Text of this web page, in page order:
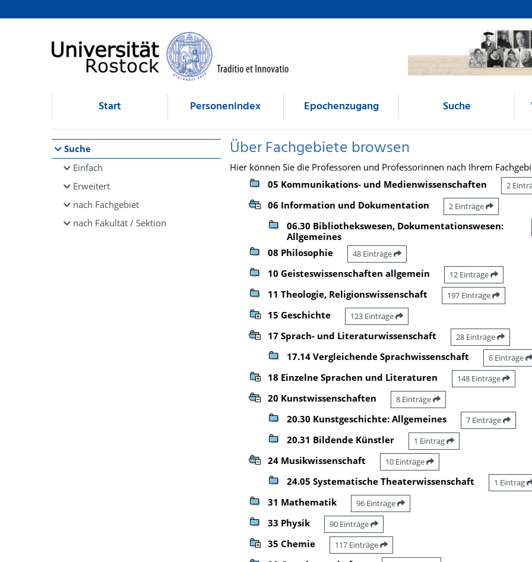
Browsen
direkt zum Inhalt
Start Personenindex Epochenzugang Suche
Suche
Einfach
Erweitert
nach Fachgebiet
nach Fakultät / Sektion
Über Fachgebiete browsen
Hier können Sie die Professoren und Professorinnen nach Ihrem
05 Kommunikations- und Medienwissenschaften
2
06 Information und Dokumentation 2 Einträge
06.30 Bibliothekswesen, Dokumentationswesen:
Allgemeines
08 Philosophie 48 Einträge
10 Geisteswissenschaften allgemein 12 Einträge
11 Theologie, Religionswissenschaft 197 Einträge
15 Geschichte 123 Einträge
17 Sprach- und Literaturwissenschaft 28 Einträge
17.14 Vergleichende Sprachwissenschaft 6 Einträge
18 Einzelne Sprachen und Literaturen 148 Einträge
20 Kunstwissenschaften 8 Einträge
20.30 Kunstgeschichte: Allgemeines 7 Einträge
20.31 Bildende Künstler 1 Eintrag
24 Musikwissenschaft 10 Einträge
24.05 Systematische Theaterwissenschaft 1 Eintrag
31 Mathematik 96 Einträge
33 Physik 90 Einträge
35 Chemie 117 Einträge